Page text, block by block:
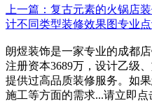
上一篇：复古元素的火锅店
计不同类型装修效果图专业
朗煜装饰是一家专业的成都
注册资本3689万，设计乙级
提供过高品质装修服务。如
施工等方面的需求...请立即点